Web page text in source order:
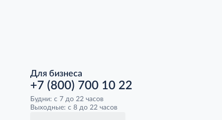
Для бизнеса
+7 (800) 700 10 22
Будни: с 7 до 22 часов
Выходные: с 8 до 22 часов